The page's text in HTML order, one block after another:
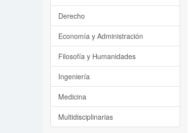
Derecho
Economía y Administración
Filosofía y Humanidades
Ingeniería
Medicina
Multidisciplinarias